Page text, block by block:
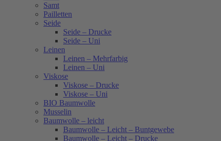
Samt
Pailletten
Seide
Seide – Drucke
Seide – Uni
Leinen
Leinen – Mehrfarbig
Leinen – Uni
Viskose
Viskose – Drucke
Viskose – Uni
BIO Baumwolle
Musselin
Baumwolle – leicht
Baumwolle – Leicht – Buntgewebe
Baumwolle – Leicht – Drucke